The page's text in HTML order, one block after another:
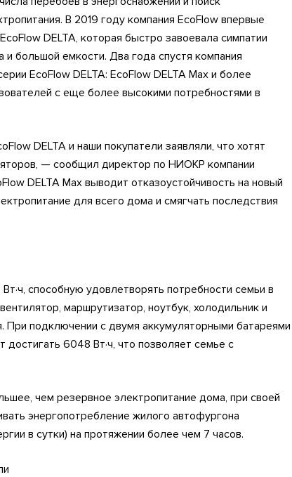
В 2019 году компания EcoFlow впервые
DELTA, которая быстро завоевала симпатии
большой емкости. Два года спустя компания
EcoFlow DELTA: EcoFlow DELTA Max и более
с еще более высокими потребностями в
DELTA и наши покупатели заявляли, что хотят
— сообщил директор по НИОКР компании
DELTA Max выводит отказоустойчивость на новый
для всего дома и смягчать последствия
способную удовлетворять потребности семьи в
маршрутизатор, ноутбук, холодильник и
При подключении с двумя аккумуляторными батареями
6048 Вт·ч, что позволяет семье с
чем резервное электропитание дома, при своей
энергопотребление жилого автофургона
в сутки) на протяжении более чем 7 часов.